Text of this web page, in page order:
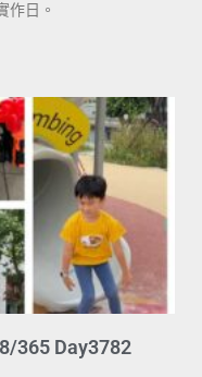
作日。
365 Day3782